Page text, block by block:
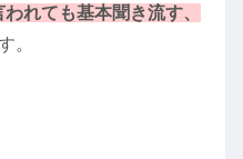
れても基本聞き流す、
。